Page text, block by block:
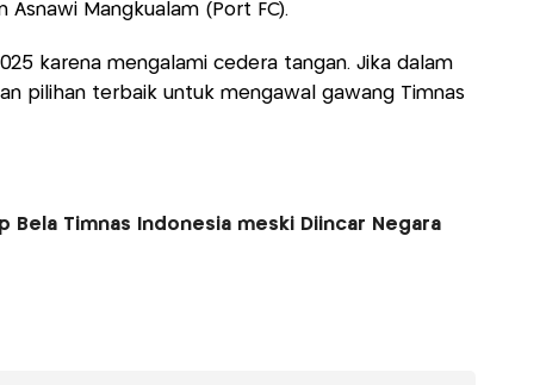
Asnawi Mangkualam (Port FC).
karena mengalami cedera tangan. Jika dalam
pilihan terbaik untuk mengawal gawang Timnas
Bela Timnas Indonesia meski Diincar Negara